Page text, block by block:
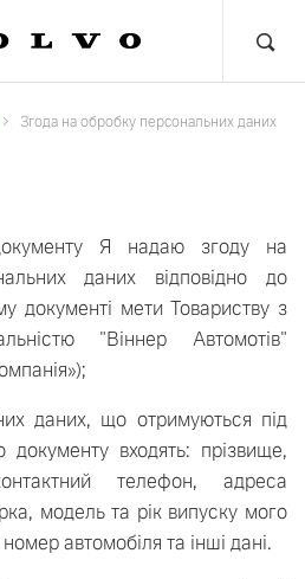
Згода на обробку персональних даних
Я надаю згоду на
даних відповідно до
документі мети Товариству з
"Віннер Автомотів"
даних, що отримуються під
документу входять: прізвище,
телефон, адреса
модель та рік випуску мого
автомобіля та інші дані.